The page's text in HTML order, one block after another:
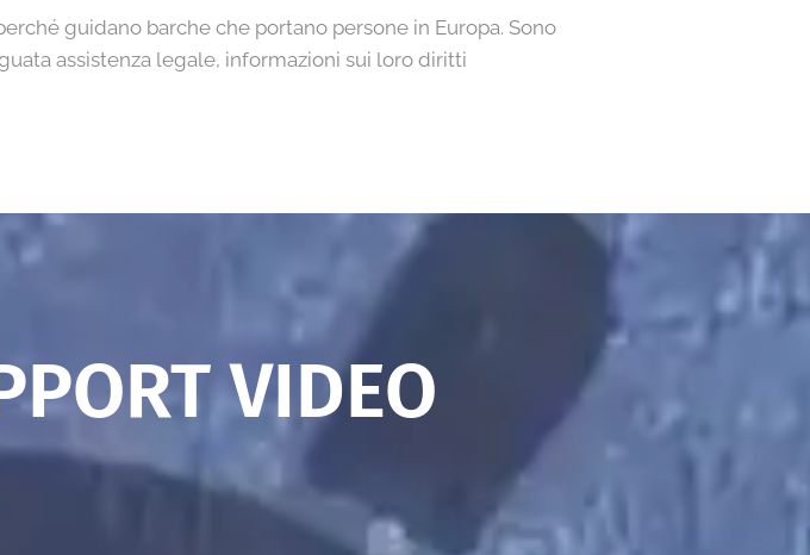
guidano barche che portano persone in Europa. Sono
assistenza legale, informazioni sui loro diritti
VIDEO